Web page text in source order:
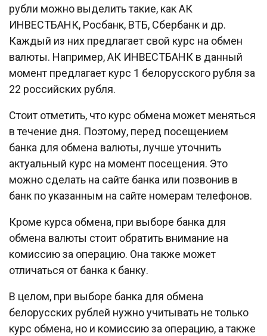
рубли можно выделить такие, как АК
ИНВЕСТБАНК, Росбанк, ВТБ, Сбербанк и др.
Каждый из них предлагает свой курс на обмен
валюты. Например, АК ИНВЕСТБАНК в данный
момент предлагает курс 1 белорусского рубля за
22 российских рубля.
Стоит отметить, что курс обмена может меняться
в течение дня. Поэтому, перед посещением
банка для обмена валюты, лучше уточнить
актуальный курс на момент посещения. Это
можно сделать на сайте банка или позвонив в
банк по указанным на сайте номерам телефонов.
Кроме курса обмена, при выборе банка для
обмена валюты стоит обратить внимание на
комиссию за операцию. Она также может
отличаться от банка к банку.
В целом, при выборе банка для обмена
белорусских рублей нужно учитывать не только
курс обмена, но и комиссию за операцию, а также